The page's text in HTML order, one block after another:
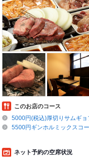
このお店のコース
5000円(税込)厚切りサムギ
5500円ギンホルミックスコ
ネット予約の空席状況